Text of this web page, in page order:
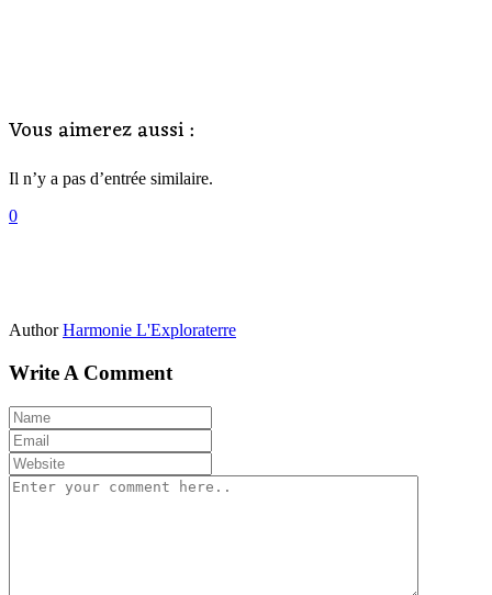
Vous aimerez aussi :
Il n’y a pas d’entrée similaire.
0
Author Harmonie L'Exploraterre
Write A Comment